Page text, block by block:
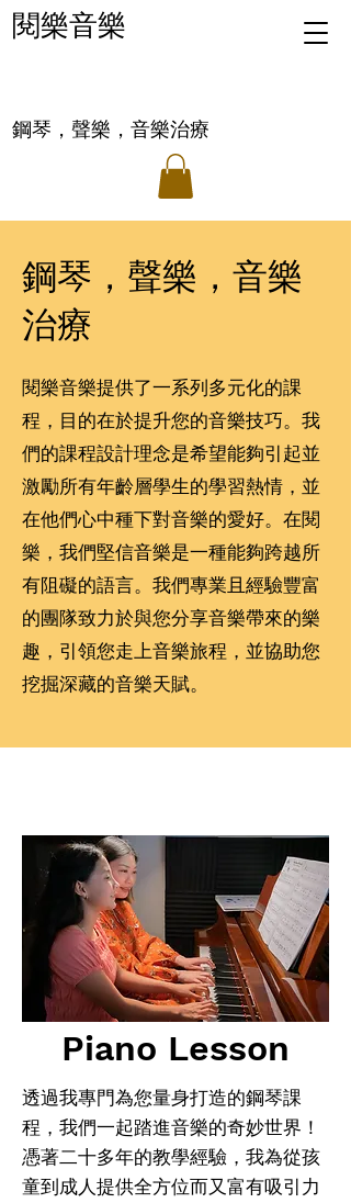
閱樂音樂
鋼琴，聲樂，音樂治療
鋼琴，聲樂，音樂
治療
閱樂音樂提供了一系列多元化的課
程，目的在於提升您的音樂技巧。我
們的課程設計理念是希望能夠引起並
激勵所有年齡層學生的學習熱情，並
在他們心中種下對音樂的愛好。在閱
樂，我們堅信音樂是一種能夠跨越所
有阻礙的語言。我們專業且經驗豐富
的團隊致力於與您分享音樂帶來的樂
趣，引領您走上音樂旅程，並協助您
挖掘深藏的音樂天賦。
Piano Lesson
透過我專門為您量身打造的鋼琴課
程，我們一起踏進音樂的奇妙世界！
憑著二十多年的教學經驗，我為從孩
童到成人提供全方位而又富有吸引力